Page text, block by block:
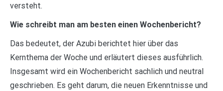
versteht.
Wie schreibt man am besten einen Wochenbericht?
Das bedeutet, der Azubi berichtet hier über das
Kernthema der Woche und erläutert dieses ausführlich.
Insgesamt wird ein Wochenbericht sachlich und neutral
geschrieben. Es geht darum, die neuen Erkenntnisse und